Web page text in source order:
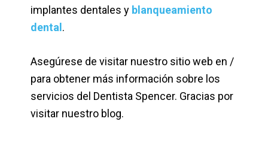
implantes dentales y blanqueamiento
dental .
Asegúrese de visitar nuestro sitio web en /
para obtener más información sobre los
servicios del Dentista Spencer. Gracias por
visitar nuestro blog.